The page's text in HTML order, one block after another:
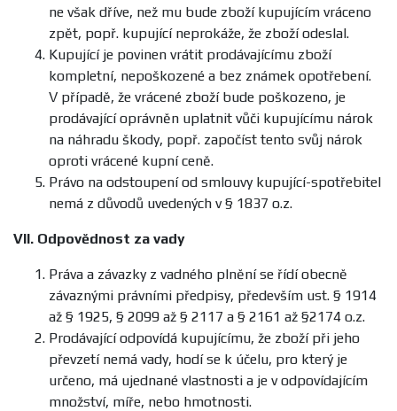
ne však dříve, než mu bude zboží kupujícím vráceno
zpět, popř. kupující neprokáže, že zboží odeslal.
Kupující je povinen vrátit prodávajícímu zboží
kompletní, nepoškozené a bez známek opotřebení.
V případě, že vrácené zboží bude poškozeno, je
prodávající oprávněn uplatnit vůči kupujícímu nárok
na náhradu škody, popř. započíst tento svůj nárok
oproti vrácené kupní ceně.
Právo na odstoupení od smlouvy kupující-spotřebitel
nemá z důvodů uvedených v § 1837 o.z.
VII. Odpovědnost za vady
Práva a závazky z vadného plnění se řídí obecně
závaznými právními předpisy, především ust. § 1914
až § 1925, § 2099 až § 2117 a § 2161 až §2174 o.z.
Prodávající odpovídá kupujícímu, že zboží při jeho
převzetí nemá vady, hodí se k účelu, pro který je
určeno, má ujednané vlastnosti a je v odpovídajícím
množství, míře, nebo hmotnosti.